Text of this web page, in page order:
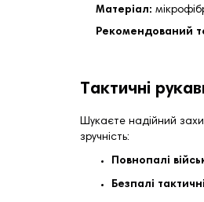
Матеріал:
Рекомендований
Тактичні
Шукаєте надійний
зручність:
Повнопалі
Безпалі